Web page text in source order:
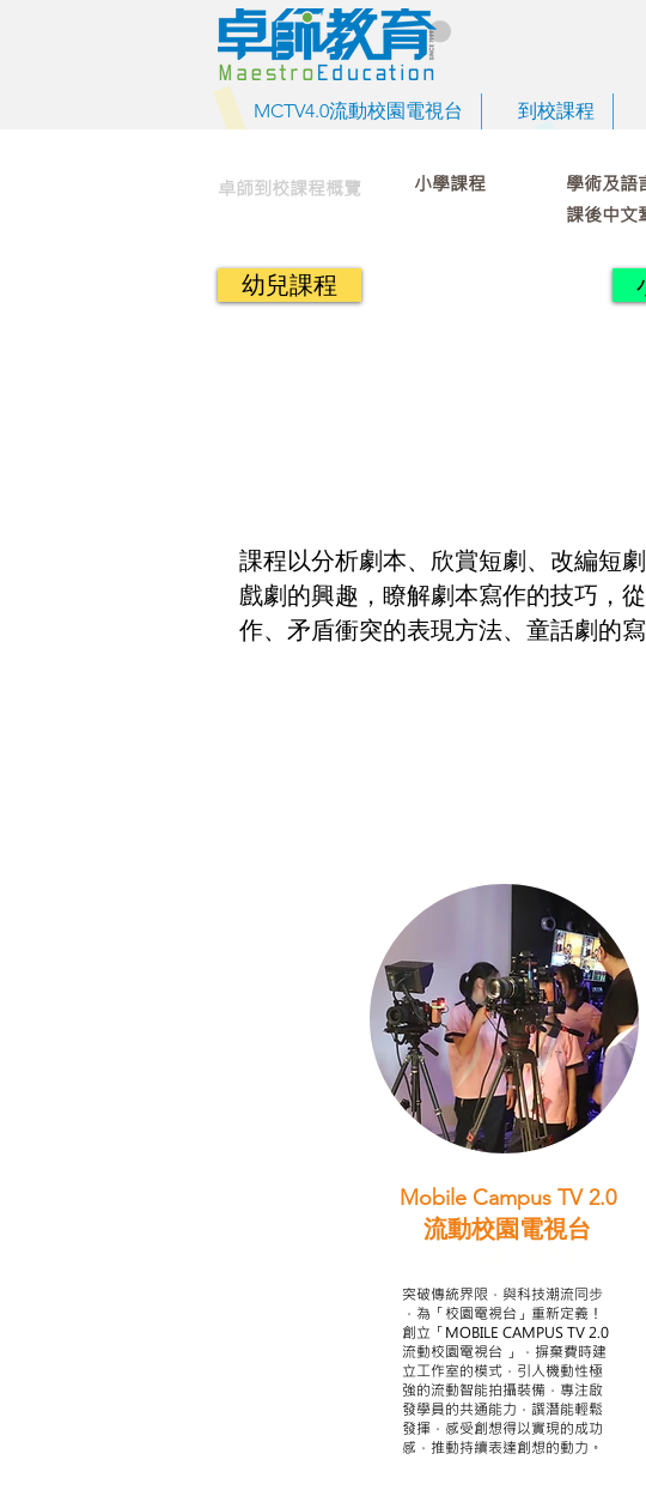
MCTV4.0流動校園電視台 到校課程
卓師到校課程概覽
小學課程
課後中文
學術及語
課程以分析劇本、欣賞短劇、改編短
戲劇的興趣，瞭解劇本寫作的技巧，
作、矛盾衝突的表現方法、童話劇的
幼兒課程
Mobile Campus TV 2.0
流動校園電視台
突破傳統界限，與科技潮流同步
，為「校園電視台」重新定義！
創立「MOBILE CAMPUS TV 2.0
流動校園電視台 」，摒棄費時建
立工作室的模式，引人機動性極
強的流動智能拍攝裝備，專注啟
發學員的共通能力，譔潛能輕鬆
發揮，感受創想得以實現的成功
感，推動持續表達創想的動力。